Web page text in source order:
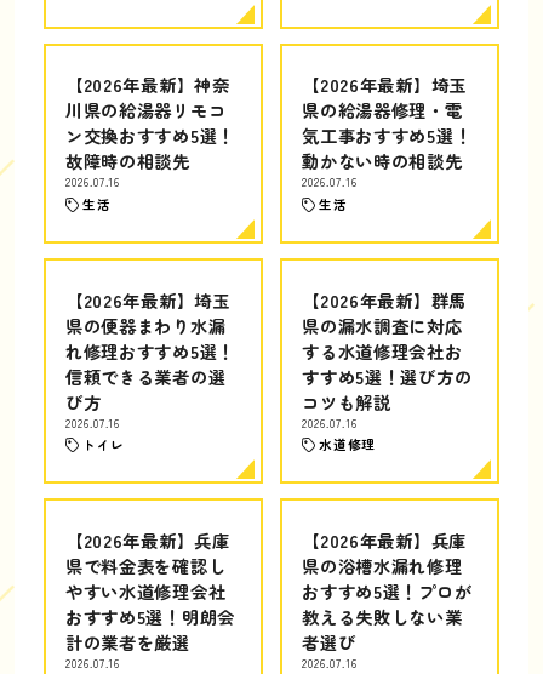
【2026年最新】神奈
川県の給湯器リモコ
ン交換おすすめ5選！
故障時の相談先
2026.07.16
生活
【2026年最新】埼玉
県の給湯器修理・電
気工事おすすめ5選！
動かない時の相談先
2026.07.16
生活
【2026年最新】埼玉
県の便器まわり水漏
れ修理おすすめ5選！
信頼できる業者の選
び方
2026.07.16
トイレ
【2026年最新】群馬
県の漏水調査に対応
する水道修理会社お
すすめ5選！選び方の
コツも解説
2026.07.16
水道修理
【2026年最新】兵庫
県で料金表を確認し
やすい水道修理会社
おすすめ5選！明朗会
計の業者を厳選
2026.07.16
【2026年最新】兵庫
県の浴槽水漏れ修理
おすすめ5選！プロが
教える失敗しない業
者選び
2026.07.16